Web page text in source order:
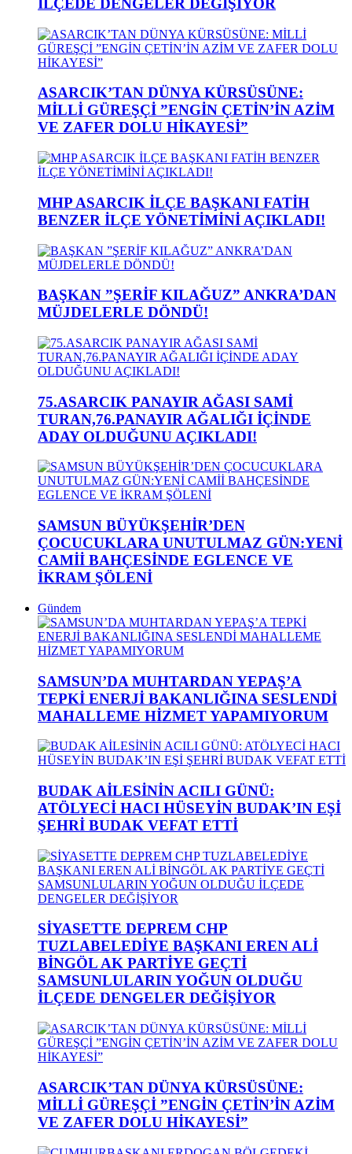
İLÇEDE DENGELER DEĞİŞİYOR
ASARCIK’TAN DÜNYA KÜRSÜSÜNE:
MİLLİ GÜREŞÇİ ”ENGİN ÇETİN’İN AZİM
VE ZAFER DOLU HİKAYESİ”
MHP ASARCIK İLÇE BAŞKANI FATİH
BENZER İLÇE YÖNETİMİNİ AÇIKLADI!
BAŞKAN ”ŞERİF KILAĞUZ” ANKRA’DAN
MÜJDELERLE DÖNDÜ!
75.ASARCIK PANAYIR AĞASI SAMİ
TURAN,76.PANAYIR AĞALIĞI İÇİNDE
ADAY OLDUĞUNU AÇIKLADI!
SAMSUN BÜYÜKŞEHİR’DEN
ÇOCUCUKLARA UNUTULMAZ GÜN:YENİ
CAMİİ BAHÇESİNDE EGLENCE VE
İKRAM ŞÖLENİ
Gündem
SAMSUN’DA MUHTARDAN YEPAŞ’A
TEPKİ ENERJİ BAKANLIĞINA SESLENDİ
MAHALLEME HİZMET YAPAMIYORUM
BUDAK AİLESİNİN ACILI GÜNÜ:
ATÖLYECİ HACI HÜSEYİN BUDAK’IN EŞİ
ŞEHRİ BUDAK VEFAT ETTİ
SİYASETTE DEPREM CHP
TUZLABELEDİYE BAŞKANI EREN ALİ
BİNGÖL AK PARTİYE GEÇTİ
SAMSUNLULARIN YOĞUN OLDUĞU
İLÇEDE DENGELER DEĞİŞİYOR
ASARCIK’TAN DÜNYA KÜRSÜSÜNE:
MİLLİ GÜREŞÇİ ”ENGİN ÇETİN’İN AZİM
VE ZAFER DOLU HİKAYESİ”